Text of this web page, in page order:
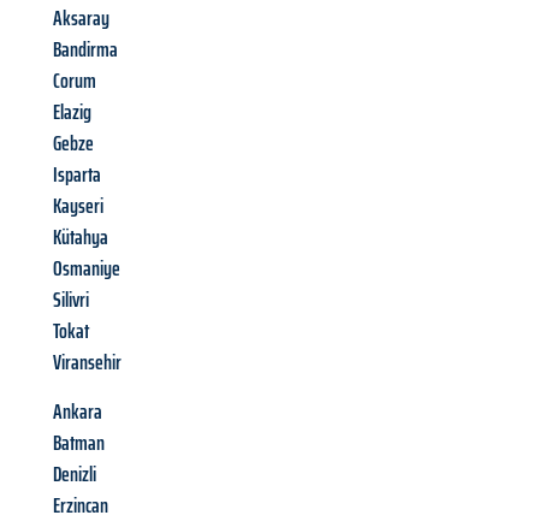
Aksaray
Bandirma
Corum
Elazig
Gebze
Isparta
Kayseri
Kütahya
Osmaniye
Silivri
Tokat
Viransehir
Ankara
Batman
Denizli
Erzincan